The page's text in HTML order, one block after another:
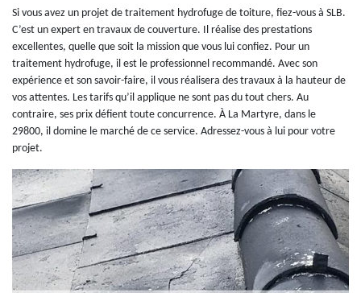
Si vous avez un projet de traitement hydrofuge de toiture, fiez-vous à SLB.
C’est un expert en travaux de couverture. Il réalise des prestations
excellentes, quelle que soit la mission que vous lui confiez. Pour un
traitement hydrofuge, il est le professionnel recommandé. Avec son
expérience et son savoir-faire, il vous réalisera des travaux à la hauteur de
vos attentes. Les tarifs qu’il applique ne sont pas du tout chers. Au
contraire, ses prix défient toute concurrence. À La Martyre, dans le
29800, il domine le marché de ce service. Adressez-vous à lui pour votre
projet.